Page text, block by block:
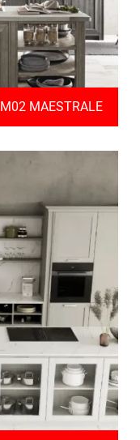
M02 MAESTRALE